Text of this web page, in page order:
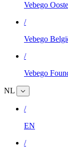
Vebego
/
Vebego
/
Vebego
NL
/
EN
/